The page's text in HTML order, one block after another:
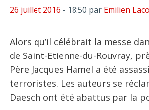
26 juillet 2016 - 18:50 par Emilien
Alors qu’il célébrait la messe
de Saint-Etienne-du-Rouvray,
Père Jacques Hamel a été
terroristes. Les auteurs se
Daesch ont été abattus par la